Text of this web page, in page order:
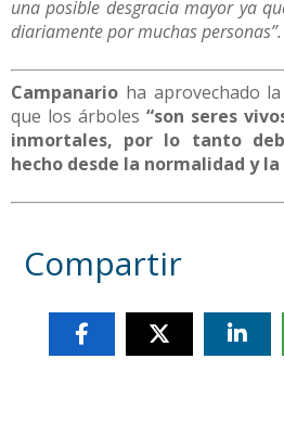
una posible desgracia mayor ya
diariamente por muchas personas”.
Campanario ha aprovechado
que los árboles “son seres
inmortales, por lo tanto
hecho desde la normalidad y
Compartir